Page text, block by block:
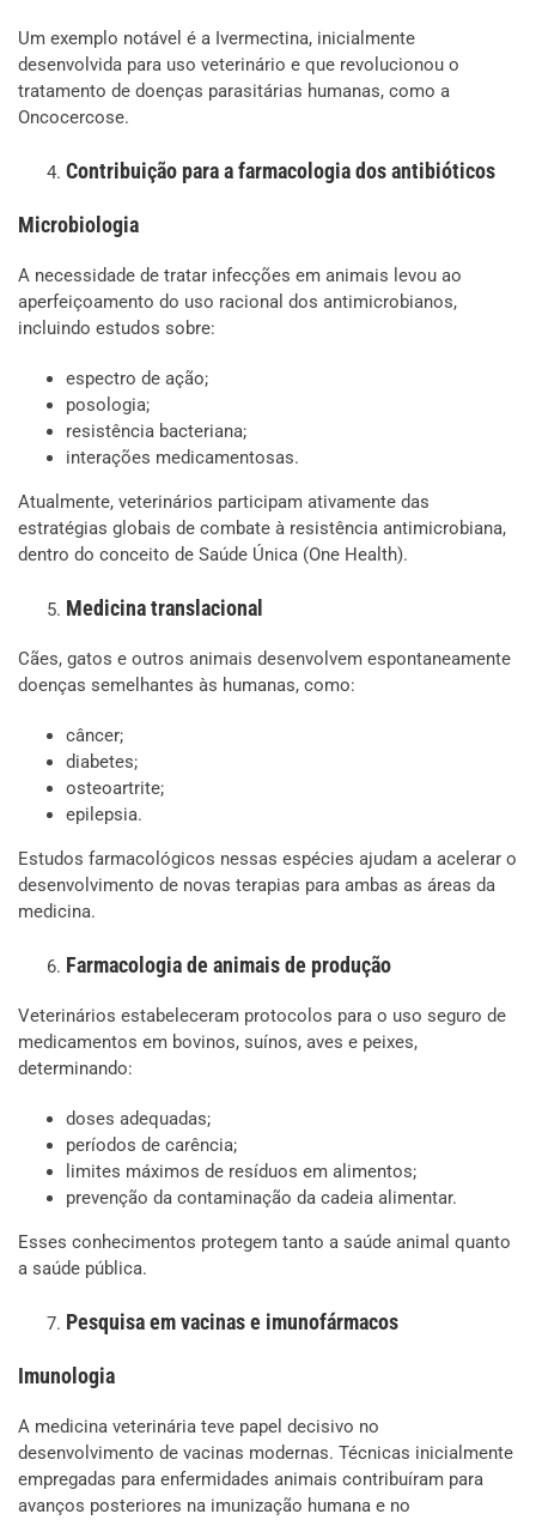
Um exemplo notável é a Ivermectina, inicialmente
desenvolvida para uso veterinário e que revolucionou o
tratamento de doenças parasitárias humanas, como a
Oncocercose.
Contribuição para a farmacologia dos antibióticos
Microbiologia
A necessidade de tratar infecções em animais levou ao
aperfeiçoamento do uso racional dos antimicrobianos,
incluindo estudos sobre:
espectro de ação;
posologia;
resistência bacteriana;
interações medicamentosas.
Atualmente, veterinários participam ativamente das
estratégias globais de combate à resistência antimicrobiana,
dentro do conceito de Saúde Única (One Health).
Medicina translacional
Cães, gatos e outros animais desenvolvem espontaneamente
doenças semelhantes às humanas, como:
câncer;
diabetes;
osteoartrite;
epilepsia.
Estudos farmacológicos nessas espécies ajudam a acelerar o
desenvolvimento de novas terapias para ambas as áreas da
medicina.
Farmacologia de animais de produção
Veterinários estabeleceram protocolos para o uso seguro de
medicamentos em bovinos, suínos, aves e peixes,
determinando:
doses adequadas;
períodos de carência;
limites máximos de resíduos em alimentos;
prevenção da contaminação da cadeia alimentar.
Esses conhecimentos protegem tanto a saúde animal quanto
a saúde pública.
Pesquisa em vacinas e imunofármacos
Imunologia
A medicina veterinária teve papel decisivo no
desenvolvimento de vacinas modernas. Técnicas inicialmente
empregadas para enfermidades animais contribuíram para
avanços posteriores na imunização humana e no